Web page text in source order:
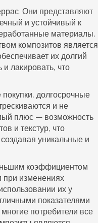
Они представляют
и устойчивый к
материалы,
композитов является
их долгий
лакировать, что
долгосрочные
и не
плюс — возможность
и текстур, что
уникальные и
коэффициентом
при изменениях
их у
показателями
потребители все